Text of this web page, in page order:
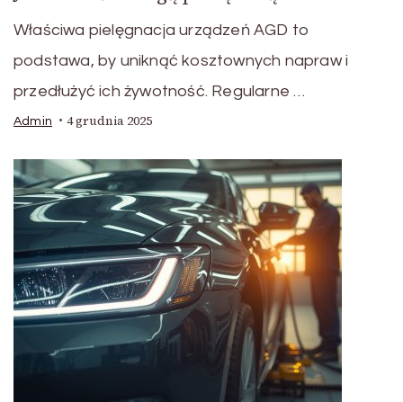
Właściwa pielęgnacja urządzeń AGD to
podstawa, by uniknąć kosztownych napraw i
przedłużyć ich żywotność. Regularne …
Admin 4 grudnia 2025